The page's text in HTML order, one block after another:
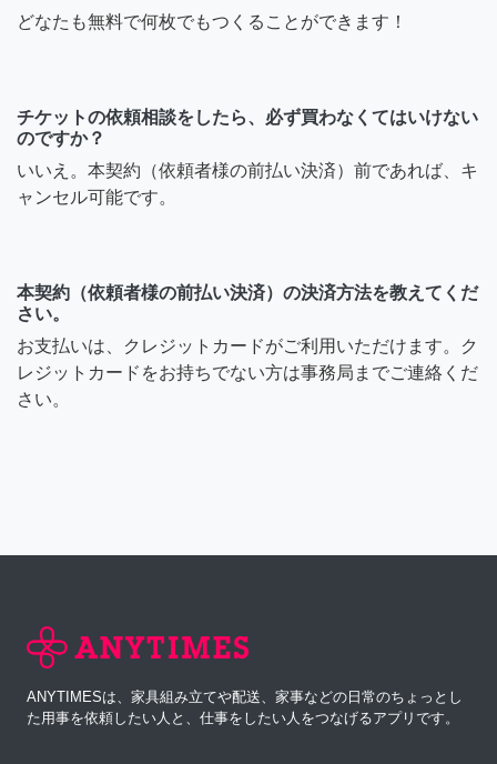
どなたも無料で何枚でもつくることができます！
チケットの依頼相談をしたら、必ず買わなくてはいけない
のですか？
いいえ。本契約（依頼者様の前払い決済）前であれば、キ
ャンセル可能です。
本契約（依頼者様の前払い決済）の決済方法を教えてくだ
さい。
お支払いは、クレジットカードがご利用いただけます。ク
レジットカードをお持ちでない方は事務局までご連絡くだ
さい。
ANYTIMESは、家具組み立てや配送、家事などの日常のちょっとし
た用事を依頼したい人と、仕事をしたい人をつなげるアプリです。